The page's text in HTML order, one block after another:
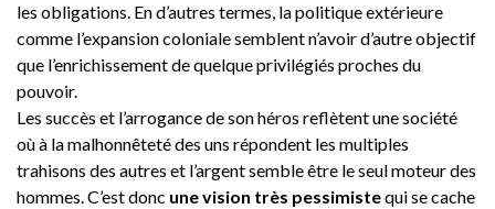
les obligations. En d’autres termes, la politique extérieure
comme l’expansion coloniale semblent n’avoir d’autre objectif
que l’enrichissement de quelque privilégiés proches du
pouvoir.
Les succès et l’arrogance de son héros reflètent une société
où à la malhonnêteté des uns répondent les multiples
trahisons des autres et l’argent semble être le seul moteur des
hommes. C’est donc une vision très pessimistequi se cache